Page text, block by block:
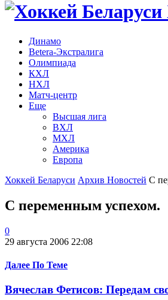
Динамо
Betera-Экстралига
Олимпиада
КХЛ
НХЛ
Матч-центр
Еще
Высшая лига
ВХЛ
МХЛ
Америка
Европа
Хоккей Беларуси Архив Новостей С
С переменным успехом.
0
29 августа 2006 22:08
Далее По Теме
Вячеслав Фетисов: Передам